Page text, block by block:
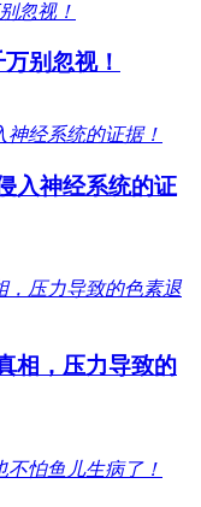
别忽视！
入神经系统的证
相，压力导致的